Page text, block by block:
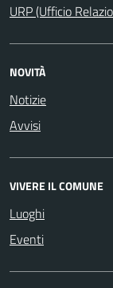
URP (Ufficio
NOVITÀ
Notizie
Avvisi
VIVERE IL COMUNE
Luoghi
Eventi